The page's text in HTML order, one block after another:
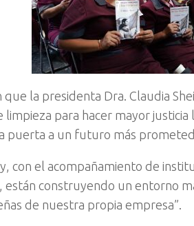
la presidenta Dra. Claudia
limpieza para hacer mayor
puerta a un futuro más
con el acompañamiento de
están construyendo un entorno
de nuestra propia empresa”.